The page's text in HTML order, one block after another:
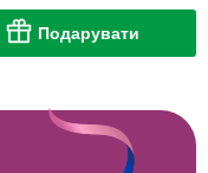
Подарувати